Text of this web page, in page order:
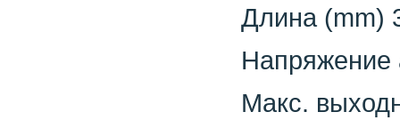
Длина (mm)
Напряжение
Макс.